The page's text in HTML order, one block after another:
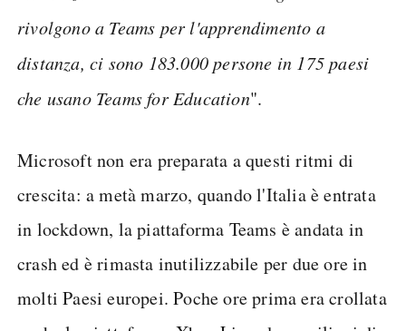
rivolgono a Teams per l'apprendimento a
distanza, ci sono 183.000 persone in 175 paesi
che usano Teams for Education".
Microsoft non era preparata a questi ritmi di
crescita: a metà marzo, quando l'Italia è entrata
in lockdown, la piattaforma Teams è andata in
crash ed è rimasta inutilizzabile per due ore in
molti Paesi europei. Poche ore prima era crollata